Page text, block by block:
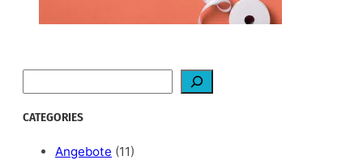
e
a
CATEGORIES
Angebote (11)